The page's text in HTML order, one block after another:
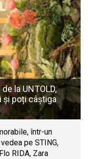
la UNTOLD,
poți câștiga
într-un
pe STING,
RIDA, Zara